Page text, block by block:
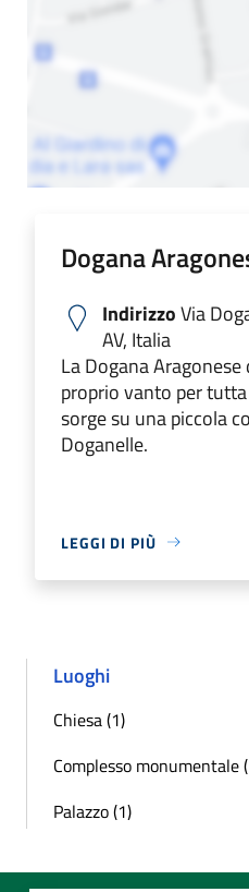
Dogana
IndirizzoVia
AV, Italia
La Dogana
proprio vanto per
sorge su una piccola
Doganelle.
LEGGI DI PIÙ
Luoghi
Chiesa (1)
Complesso monumentale
Palazzo (1)